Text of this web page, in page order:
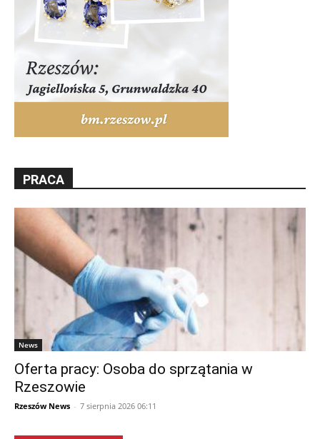
PRACA
News
Oferta pracy: Osoba do sprzątania w
Rzeszowie
Rzeszów News - 7 sierpnia 2026 06:11